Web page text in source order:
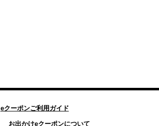
eクーポンご利用ガイド
お出かけeクーポンについて